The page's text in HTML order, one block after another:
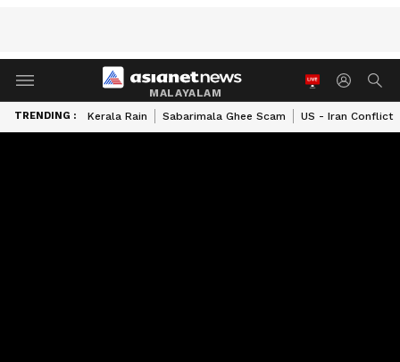
MALAYALAM
TRENDING : Kerala Rain Sabarimala Ghee Scam US - Iran Conflict